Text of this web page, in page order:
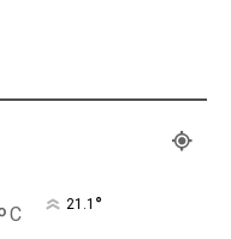
C 21.1 °